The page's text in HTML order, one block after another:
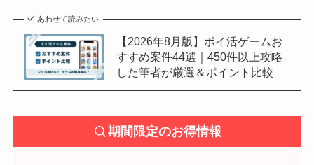
あわせて読みたい
【2026年8月版】ポイ活ゲームお
すすめ案件44選｜450件以上攻略
した筆者が厳選＆ポイント比較
期間限定のお得情報